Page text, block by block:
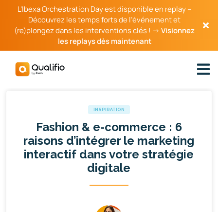
L’Ibexa Orchestration Day est disponible en replay –
Découvrez les temps forts de l’événement et
(re)plongez dans les interventions clés ! →Visionnez
les replays dès maintenant
INSPIRATION
Fashion & e-commerce : 6
raisons d’intégrer le marketing
interactif dans votre stratégie
digitale